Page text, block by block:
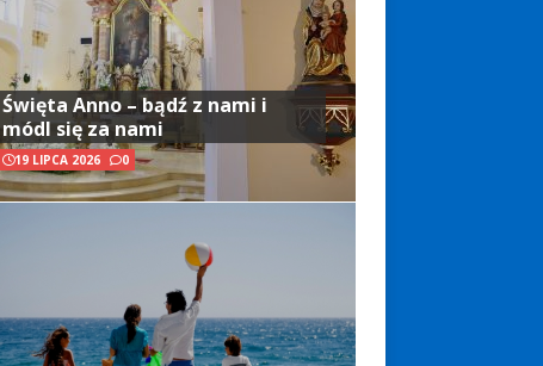
Święta Anno – bądź z nami i
módl się za nami
19 LIPCA 2026 0